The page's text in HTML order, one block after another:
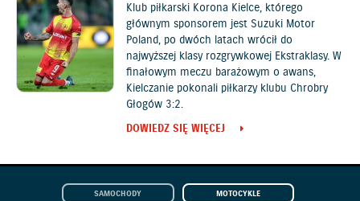
Klub piłkarski Korona Kielce, którego
głównym sponsorem jest Suzuki Motor
Poland, po dwóch latach wrócił do
najwyższej klasy rozgrywkowej Ekstraklasy. W
finałowym meczu barażowym o awans,
Kielczanie pokonali piłkarzy klubu Chrobry
Głogów 3:2.
DOWIEDZ SIĘ WIĘCEJ
SAMOCHODY MOTOCYKLE